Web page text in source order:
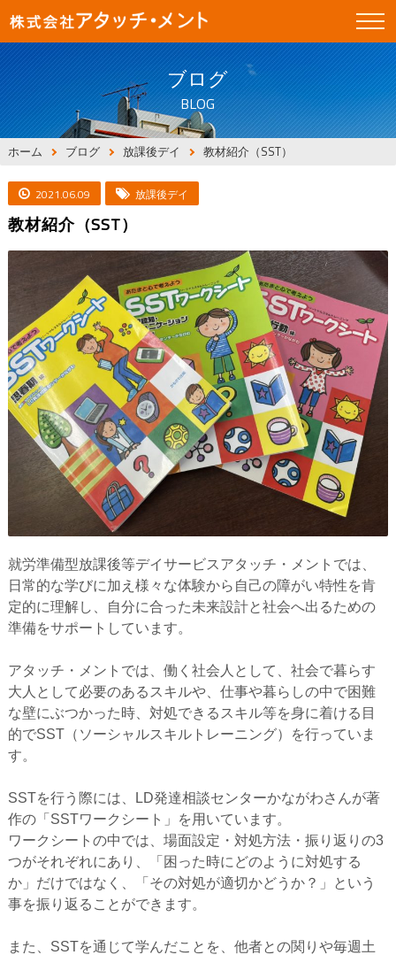
ブログ
BLOG
ホーム ブログ 放課後デイ 教材紹介（SST）
2021.06.09 放課後デイ
教材紹介（SST）
就労準備型放課後等デイサービスアタッチ・メントでは、
日常的な学びに加え様々な体験から自己の障がい特性を肯
定的に理解し、自分に合った未来設計と社会へ出るための
準備をサポートしています。
アタッチ・メントでは、働く社会人として、社会で暮らす
大人として必要のあるスキルや、仕事や暮らしの中で困難
な壁にぶつかった時、対処できるスキル等を身に着ける目
的でSST（ソーシャルスキルトレーニング）を行っていま
す。
SSTを行う際には、LD発達相談センターかながわさんが著
作の「SSTワークシート」を用いています。
ワークシートの中では、場面設定・対処方法・振り返りの3
つがそれぞれにあり、「困った時にどのように対処する
か」だけではなく、「その対処が適切かどうか？」という
事を振り返ることができます。
また、SSTを通じて学んだことを、他者との関りや毎週土